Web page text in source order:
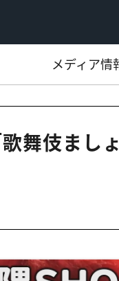
メディア情
舞伎まし